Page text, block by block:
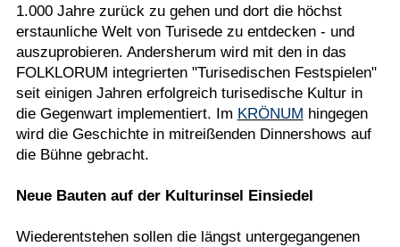
1.000 Jahre zurück zu gehen und dort die höchst
erstaunliche Welt von Turisede zu entdecken - und
auszuprobieren. Andersherum wird mit den in das
FOLKLORUM integrierten "Turisedischen Festspielen"
seit einigen Jahren erfolgreich turisedische Kultur in
die Gegenwart implementiert. Im KRÖNUM hingegen
wird die Geschichte in mitreißenden Dinnershows auf
die Bühne gebracht.
Neue Bauten auf der Kulturinsel Einsiedel
Wiederentstehen sollen die längst untergegangenen